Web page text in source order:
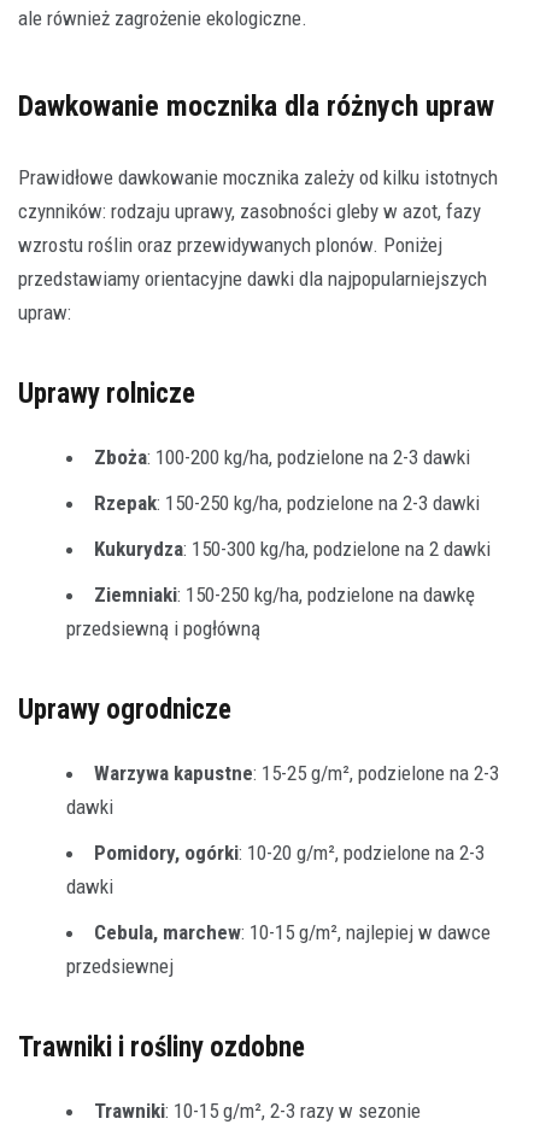
ale również zagrożenie ekologiczne.
Dawkowanie mocznika dla różnych upraw
Prawidłowe dawkowanie mocznika zależy od kilku istotnych
czynników: rodzaju uprawy, zasobności gleby w azot, fazy
wzrostu roślin oraz przewidywanych plonów. Poniżej
przedstawiamy orientacyjne dawki dla najpopularniejszych
upraw:
Uprawy rolnicze
Zboża: 100-200 kg/ha, podzielone na 2-3 dawki
Rzepak: 150-250 kg/ha, podzielone na 2-3 dawki
Kukurydza: 150-300 kg/ha, podzielone na 2 dawki
Ziemniaki: 150-250 kg/ha, podzielone na dawkę
przedsiewną i pogłówną
Uprawy ogrodnicze
Warzywa kapustne: 15-25 g/m², podzielone na 2-3
dawki
Pomidory, ogórki: 10-20 g/m², podzielone na 2-3
dawki
Cebula, marchew: 10-15 g/m², najlepiej w dawce
przedsiewnej
Trawniki i rośliny ozdobne
Trawniki: 10-15 g/m², 2-3 razy w sezonie